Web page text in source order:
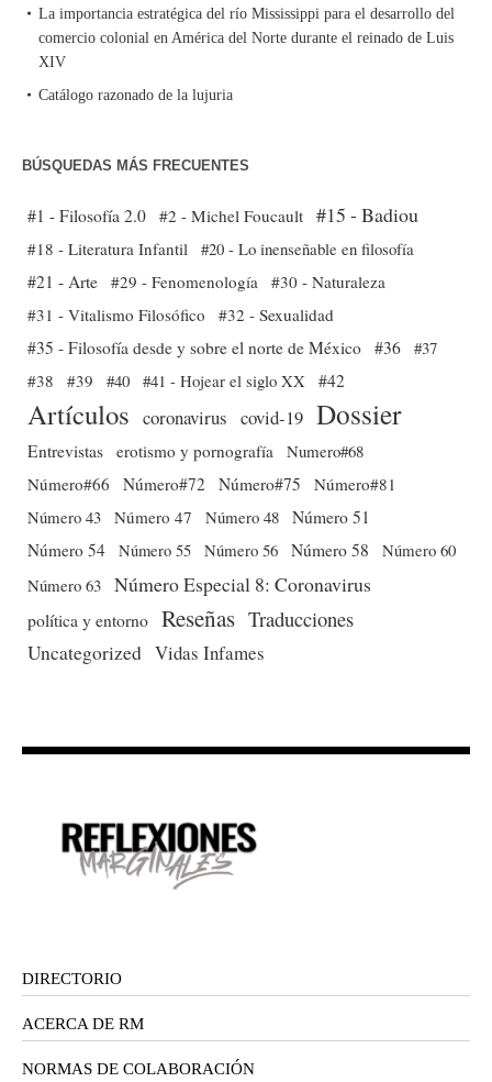
La importancia estratégica del río Mississippi para el desarrollo del
comercio colonial en América del Norte durante el reinado de Luis
XIV
Catálogo razonado de la lujuria
BÚSQUEDAS MÁS FRECUENTES
#1 - Filosofía 2.0 #2 - Michel Foucault #15 - Badiou
#18 - Literatura Infantil #20 - Lo inenseñable en filosofía
#21 - Arte #29 - Fenomenología
#30 - Naturaleza
#31 - Vitalismo Filosófico
#32 - Sexualidad
#35 - Filosofía desde y sobre el norte de México #36 #37
#38
#39 #40 #41 - Hojear el siglo XX #42
Artículos coronavirus covid-19 Dossier
Entrevistas erotismo y pornografía
Numero#68
Número#66
Número#72 Número#75
Número#81
Número 43 Número 47 Número 48 Número 51
Número 54 Número 55 Número 56 Número 58
Número 60
Número 63 Número Especial 8: Coronavirus
política y entorno Reseñas Traducciones
Uncategorized Vidas Infames
DIRECTORIO
ACERCA DE RM
NORMAS DE COLABORACIÓN